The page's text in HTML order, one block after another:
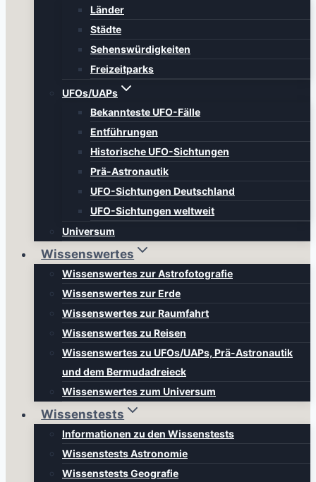
Länder
Städte
Sehenswürdigkeiten
Freizeitparks
UFOs/UAPs
Bekannteste UFO-Fälle
Entführungen
Historische UFO-Sichtungen
Prä-Astronautik
UFO-Sichtungen Deutschland
UFO-Sichtungen weltweit
Universum
Wissenswertes
Wissenswertes zur Astrofotografie
Wissenswertes zur Erde
Wissenswertes zur Raumfahrt
Wissenswertes zu Reisen
Wissenswertes zu UFOs/UAPs, Prä-Astronautik
und dem Bermudadreieck
Wissenswertes zum Universum
Wissenstests
Informationen zu den Wissenstests
Wissenstests Astronomie
Wissenstests Geografie